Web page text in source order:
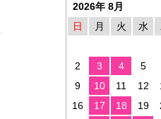
2026年 8月
日
月 火 水
2
3 4 5
9
10 11 12
16
17 18 19